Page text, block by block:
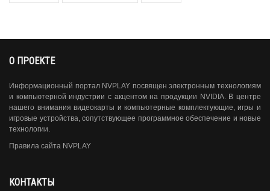
О ПРОЕКТЕ
Информационный портал NVPLAY посвящен электронным технологиям
и компьютерной индустрии с акцентом на продукции NVIDIA. В центре
нашего внимания видеокарты и компьютерные комплектующие, игры и
игровые устройства, сопутствующее программное обеспечение и новые
технологии.
Правила сайта NVPLAY
КОНТАКТЫ